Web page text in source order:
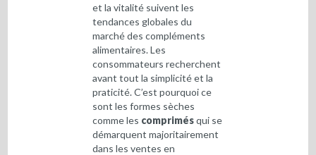
et la vitalité suivent les
tendances globales du
marché des compléments
alimentaires. Les
consommateurs recherchent
avant tout la simplicité et la
praticité. C’est pourquoi ce
sont les formes sèches
comme les comprimésqui se
démarquent majoritairement
dans les ventes en